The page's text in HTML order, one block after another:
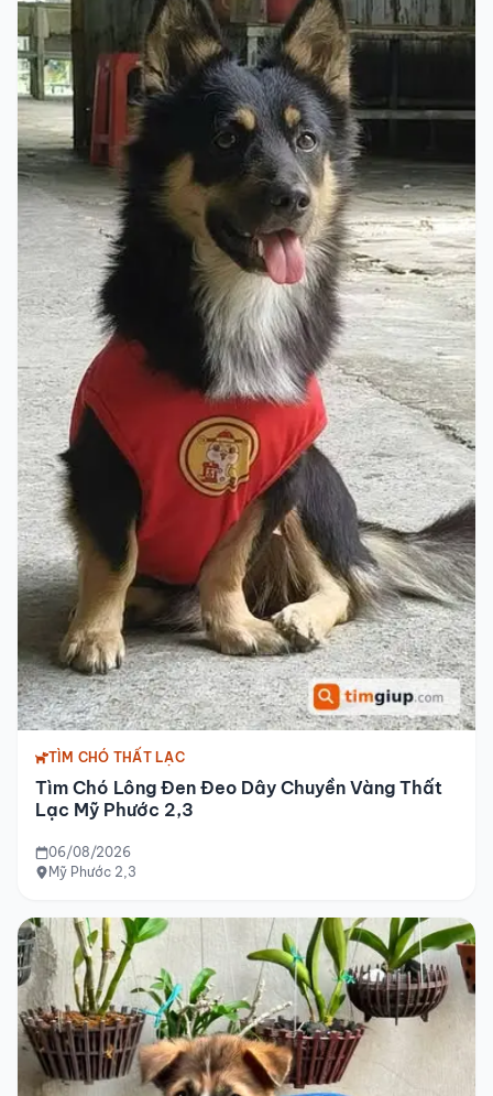
TÌM CHÓ THẤT LẠC
Tìm Chó Lông Đen Đeo Dây Chuyền Vàng Thất
Lạc Mỹ Phước 2,3
06/08/2026
Mỹ Phước 2,3